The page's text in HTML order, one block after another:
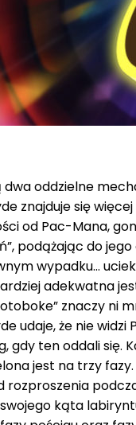
dwa oddzielne
znajduje się
od Pac-Mana,
podążając do
wypadku…
adekwatna
znaczy ni
udaje, że nie widzi
gdy ten oddali się.
jest na trzy
rozproszenia
kąta